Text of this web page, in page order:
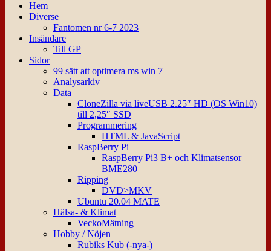
Hem
Diverse
Fantomen nr 6-7 2023
Insändare
Till GP
Sidor
99 sätt att optimera ms win 7
Analysarkiv
Data
CloneZilla via liveUSB 2.25″ HD (OS Win10)
till 2,25″ SSD
Programmering
HTML & JavaScript
RaspBerry Pi
RaspBerry Pi3 B+ och Klimatsensor
BME280
Ripping
DVD>MKV
Ubuntu 20.04 MATE
Hälsa- & Klimat
VeckoMätning
Hobby / Nöjen
Rubiks Kub (-nya-)